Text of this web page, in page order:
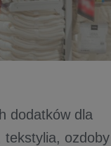
dodatków dla
tekstylia, ozdoby